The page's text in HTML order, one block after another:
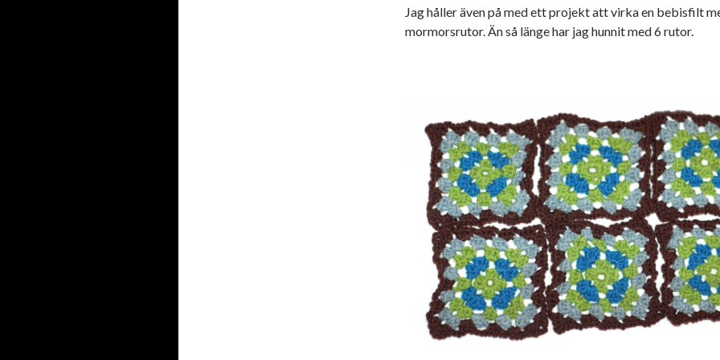
Jag håller även på med ett projekt att virka en bebisfilt
mormorsrutor. Än så länge har jag hunnit med 6 rutor.